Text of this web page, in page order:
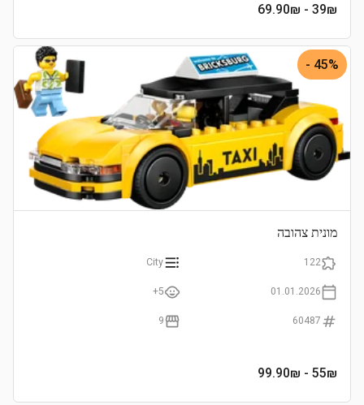
39₪
- 69.90₪
45% -
מונית צהובה
122
City
01.01.2026
5+
60487
9
55₪
- 99.90₪